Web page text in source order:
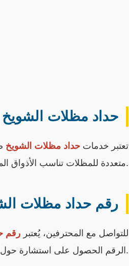
حداد مظلات الشويخ
تعتبر خدمات حداد مظلات الشويخ
متعددة للمظلات تناسب الأذواق المختلفة، مما يجعلها خيارًا مثاليًا للعديد من العملاء.
رقم حداد مظلات
للتواصل مع المحترفين، يُعتبر رقم
الرقم الحصول على استشارة حول المظلات المتاحة وطلب الخدمات المطلوبة.